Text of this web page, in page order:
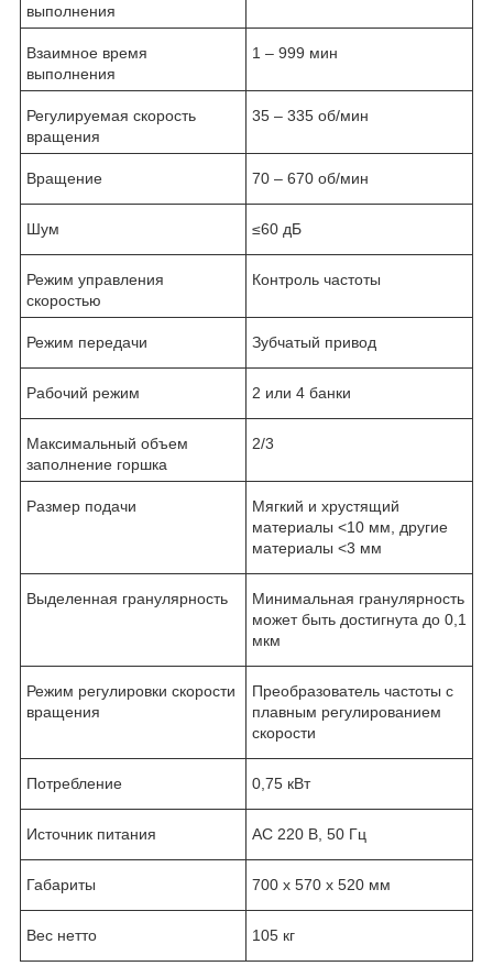
выполнения
Взаимное время
выполнения
1 – 999 мин
Регулируемая скорость
вращения
35 – 335 об/мин
Вращение 70 – 670 об/мин
Шум ≤60 дБ
Режим управления
скоростью
Контроль частоты
Режим передачи Зубчатый привод
Рабочий режим 2 или 4 банки
Максимальный объем
заполнение горшка
2/3
Размер подачи
Мягкий и хрустящий
материалы <10 мм, другие
материалы <3 мм
Выделенная гранулярность
Минимальная гранулярность
может быть достигнута до 0,1
мкм
Режим регулировки скорости
вращения
Преобразователь частоты с
плавным регулированием
скорости
Потребление 0,75 кВт
Источник питания AC 220 В, 50 Гц
Габариты 700 х 570 х 520 мм
Вес нетто 105 кг